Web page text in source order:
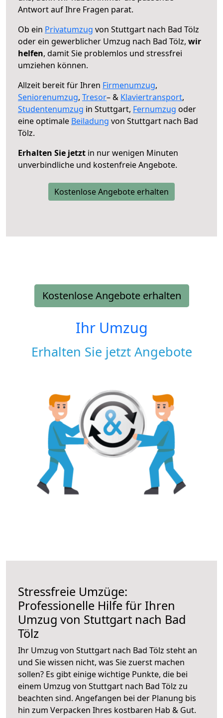
Antwort auf Ihre Fragen parat.
Ob ein Privatumzug von Stuttgart nach Bad Tölz
oder ein gewerblicher Umzug nach Bad Tölz, wir
helfen, damit Sie problemlos und stressfrei
umziehen können.
Allzeit bereit für Ihren Firmenumzug,
Seniorenumzug, Tresor– & Klaviertransport,
Studentenumzug in Stuttgart, Fernumzug oder
eine optimale Beiladung von Stuttgart nach Bad
Tölz.
Erhalten Sie jetzt in nur wenigen Minuten
unverbindliche und kostenfreie Angebote.
Kostenlose Angebote erhalten
Kostenlose Angebote erhalten
Ihr Umzug
Erhalten Sie jetzt Angebote
Stressfreie Umzüge:
Professionelle Hilfe für Ihren
Umzug von Stuttgart nach Bad
Tölz
Ihr Umzug von Stuttgart nach Bad Tölz steht an
und Sie wissen nicht, was Sie zuerst machen
sollen? Es gibt einige wichtige Punkte, die bei
einem Umzug von Stuttgart nach Bad Tölz zu
beachten sind. Angefangen bei der Planung bis
hin zum Verpacken Ihres kostbaren Hab & Gut.